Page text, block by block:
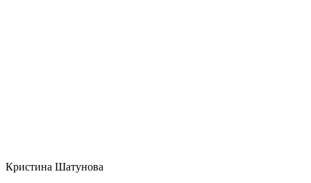
Кристина Шатунова